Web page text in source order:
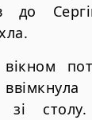
до
зі